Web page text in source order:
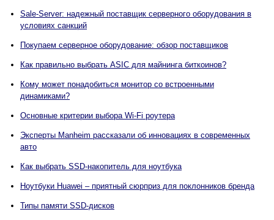
Sale-Server: надежный поставщик серверного оборудования в
условиях санкций
Покупаем серверное оборудование: обзор поставщиков
Как правильно выбрать АSIC для майнинга биткоинов?
Кому может понадобиться монитор со встроенными
динамиками?
Основные критерии выбора Wi-Fi роутера
Эксперты Manheim рассказали об инновациях в современных
авто
Как выбрать SSD-накопитель для ноутбука
Ноутбуки Huawei – приятный сюрприз для поклонников бренда
Типы памяти SSD-дисков